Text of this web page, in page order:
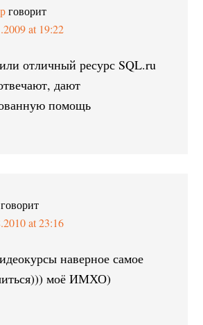
говорит
at 19:22
отличный ресурс SQL.ru
дают
помощь
говорит
at 23:16
наверное самое
моё ИМХО)